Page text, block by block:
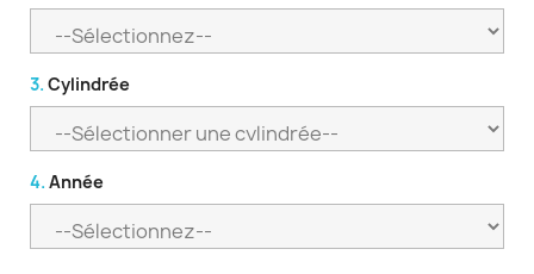
3. Cylindrée
4. Année